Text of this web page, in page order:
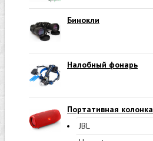
Бинокли
Налобный фонарь
Портативная колонка
JBL